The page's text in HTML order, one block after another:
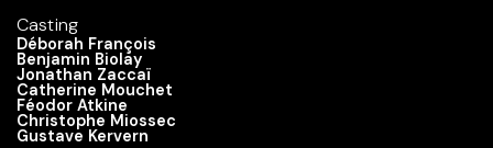
Casting
Déborah François
Benjamin Biolay
Jonathan Zaccaï
Catherine Mouchet
Féodor Atkine
Christophe Miossec
Gustave Kervern